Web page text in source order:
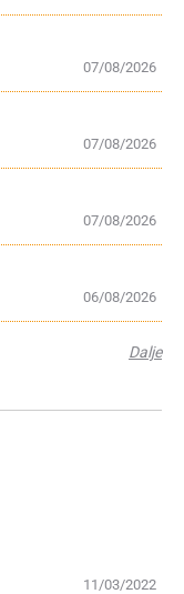
07/08/2026
07/08/2026
07/08/2026
06/08/2026
Dalje
11/03/2022